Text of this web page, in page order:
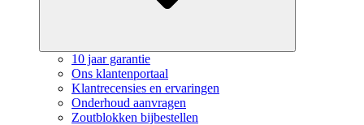
10 jaar garantie
Ons klantenportaal
Klantrecensies en ervaringen
Onderhoud aanvragen
Zoutblokken bijbestellen